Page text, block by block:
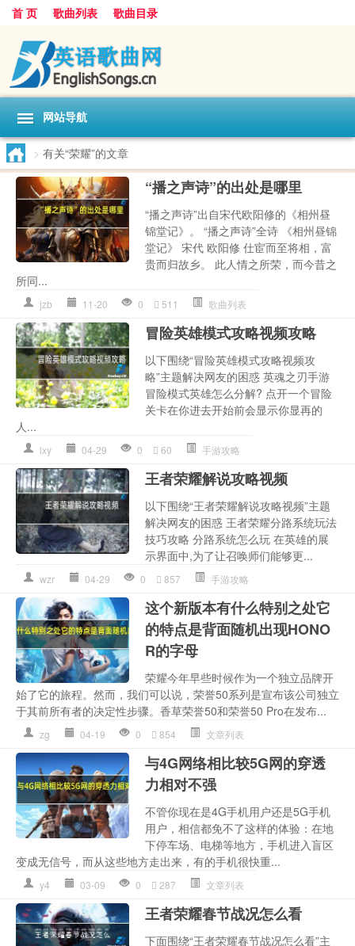
首 页 歌曲列表 歌曲目录
网站导航
> 有关“荣耀”的文章
“播之声诗”的出处是哪里
“播之声诗”出自宋代欧阳修的《相州昼
锦堂记》。 “播之声诗”全诗 《相州昼锦
堂记》 宋代 欧阳修 仕宦而至将相，富
贵而归故乡。 此人情之所荣，而今昔之
所同...
jzb 11-20 0 511 歌曲列表
冒险英雄模式攻略视频攻略
以下围绕“冒险英雄模式攻略视频攻
略”主题解决网友的困惑 英魂之刃手游
冒险模式英雄怎么分解? 点开一个冒险
关卡在你进去开始前会显示你显再的
人...
lxy 04-29 0 60 手游攻略
王者荣耀解说攻略视频
以下围绕“王者荣耀解说攻略视频”主题
解决网友的困惑 王者荣耀分路系统玩法
技巧攻略 分路系统怎么玩 在英雄的展
示界面中,为了让召唤师们能够更...
wzr 04-29 0 857 手游攻略
这个新版本有什么特别之处它
的特点是背面随机出现HONO
R的字母
荣耀今年早些时候作为一个独立品牌开
始了它的旅程。然而，我们可以说，荣誉50系列是宣布该公司独立
于其前所有者的决定性步骤。香草荣誉50和荣誉50 Pro在发布...
zg 04-19 0 854 文章列表
与4G网络相比较5G网的穿透
力相对不强
不管你现在是4G手机用户还是5G手机
用户，相信都免不了这样的体验：在地
下停车场、电梯等地方，手机进入盲区
变成无信号，而从这些地方走出来，有的手机很快重...
y4 03-09 0 287 文章列表
王者荣耀春节战况怎么看
下面围绕“王者荣耀春节战况怎么看”主